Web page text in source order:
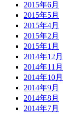
2015年6月
2015年5月
2015年4月
2015年2月
2015年1月
2014年12月
2014年11月
2014年10月
2014年9月
2014年8月
2014年7月